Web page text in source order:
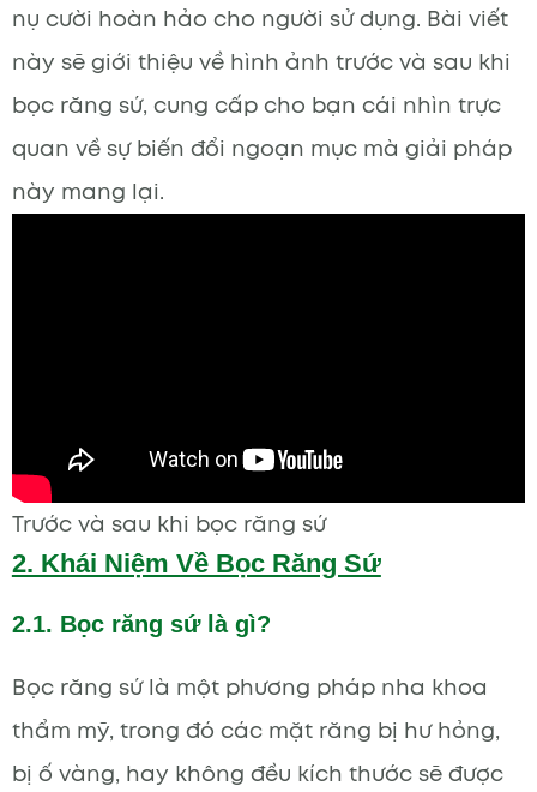
nụ cười hoàn hảo cho người sử dụng. Bài viết
này sẽ giới thiệu về hình ảnh trước và sau khi
bọc răng sứ, cung cấp cho bạn cái nhìn trực
quan về sự biến đổi ngoạn mục mà giải pháp
này mang lại.
Trước và sau khi bọc răng sứ
2. Khái Niệm Về Bọc Răng Sứ
2.1. Bọc răng sứ là gì?
Bọc răng sứ là một phương pháp nha khoa
thẩm mỹ, trong đó các mặt răng bị hư hỏng,
bị ố vàng, hay không đều kích thước sẽ được